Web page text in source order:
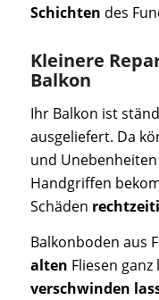
Schichten des
Kleinere
Balkon
Ihr Balkon ist
ausgeliefert. Da
und
Handgriffen
Schäden
Balkonboden aus
alten Fliesen
verschwinden